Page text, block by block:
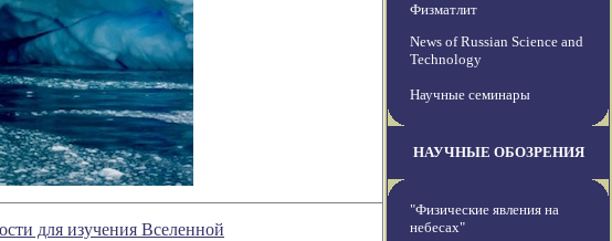
для изучения Вселенной
Физматлит
News of Russian Science and
Technology
Научные семинары
НАУЧНЫЕ ОБОЗРЕНИЯ
"Физические явления на
небесах"